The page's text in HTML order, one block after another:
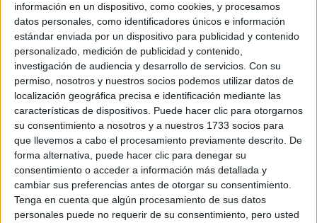
información en un dispositivo, como cookies, y procesamos
datos personales, como identificadores únicos e información
estándar enviada por un dispositivo para publicidad y contenido
personalizado, medición de publicidad y contenido,
investigación de audiencia y desarrollo de servicios. Con su
permiso, nosotros y nuestros socios podemos utilizar datos de
localización geográfica precisa e identificación mediante las
características de dispositivos. Puede hacer clic para otorgarnos
su consentimiento a nosotros y a nuestros 1733 socios para
que llevemos a cabo el procesamiento previamente descrito. De
forma alternativa, puede hacer clic para denegar su
consentimiento o acceder a información más detallada y
cambiar sus preferencias antes de otorgar su consentimiento.
Tenga en cuenta que algún procesamiento de sus datos
personales puede no requerir de su consentimiento, pero usted
Sobre ti
Soy:*
Chico
Chica
¿En qué año terminas (o terminaste) bachillerato o FP?
Soy estudiante de:*